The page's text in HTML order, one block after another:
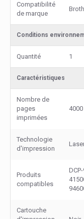
Compatibilité
de marque
Conditions
Quantité 1
Caractéristiques
Nombre de
pages
imprimées
Technologie
d'impression
Produits
compatibles
Cartouche